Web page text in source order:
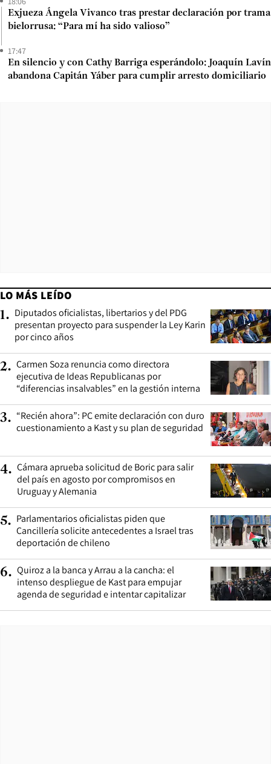
Exjueza Ángela Vivanco tras prestar declaración por trama
bielorrusa: “Para mí ha sido valioso”
17:47
En silencio y con Cathy Barriga esperándolo: Joaquín Lavín
abandona Capitán Yáber para cumplir arresto domiciliario
LO MÁS LEÍDO
1. Diputados oficialistas, libertarios y del PDG
presentan proyecto para suspender la Ley Karin
por cinco años
2. Carmen Soza renuncia como directora
ejecutiva de Ideas Republicanas por
“diferencias insalvables” en la gestión interna
3. “Recién ahora”: PC emite declaración con duro
cuestionamiento a Kast y su plan de seguridad
4. Cámara aprueba solicitud de Boric para salir
del país en agosto por compromisos en
Uruguay y Alemania
5. Parlamentarios oficialistas piden que
Cancillería solicite antecedentes a Israel tras
deportación de chileno
6. Quiroz a la banca y Arrau a la cancha: el
intenso despliegue de Kast para empujar
agenda de seguridad e intentar capitalizar